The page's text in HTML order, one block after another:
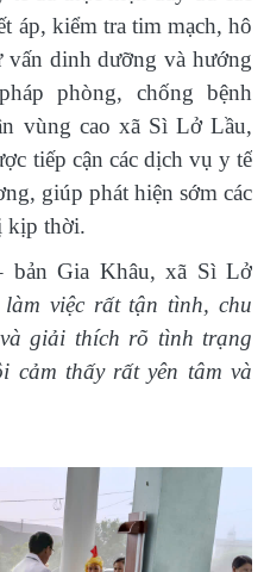
áp, kiểm tra tim mạch, hô
dinh dưỡng và hướng
phòng, chống bệnh
vùng cao xã Sì Lở Lầu,
tiếp cận các dịch vụ y tế
giúp phát hiện sớm các
kịp thời.
bản Gia Khâu, xã Sì Lở
làm việc rất tận tình, chu
giải thích rõ tình trạng
cảm thấy rất yên tâm và